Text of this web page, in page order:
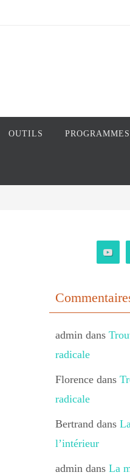
OUTILS PROGRAMMES
admin dans
radicale
Florence dans
radicale
Bertrand dans
l’intérieur
admin dans La